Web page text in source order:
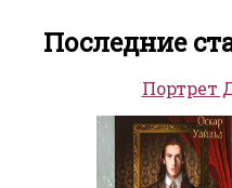
Последние
Портрет